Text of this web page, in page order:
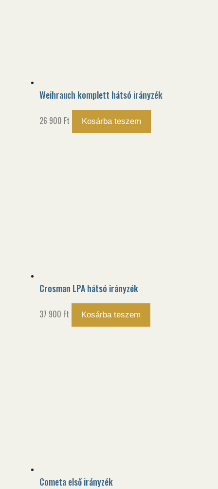
Weihrauch komplett hátsó irányzék
26 900 Ft Kosárba teszem
Crosman LPA hátsó irányzék
37 900 Ft Kosárba teszem
Cometa első irányzék